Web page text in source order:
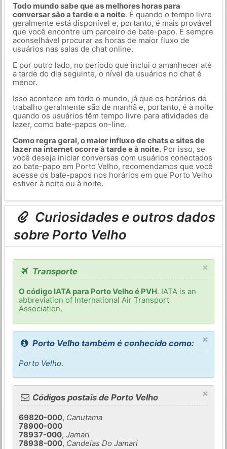
Todo mundo sabe que as melhores horas para
conversar são a tarde e a noite. É quando o tempo livre
geralmente está disponível e, portanto, é mais provável
que você encontre um parceiro de bate-papo. É sempre
aconselhável procurar as horas de maior fluxo de
usuários nas salas de chat online.
E por outro lado, no período que inclui o amanhecer até
a tarde do dia seguinte, o nível de usuários no chat é
menor.
Isso acontece em todo o mundo, já que os horários de
trabalho geralmente são de manhã e, portanto, é à noite
quando os usuários têm tempo livre para atividades de
lazer, como bate-papos on-line.
Como regra geral, o maior influxo de chats e sites de
lazer na internet ocorre à tarde e à noite.Por isso, se
você deseja iniciar conversas com usuários conectados
ao bate-papo em Porto Velho, recomendamos que você
acesse os bate-papos nos horários em que Porto Velho
estiver à noite ou à noite.
Curiosidades e outros dados
sobre Porto Velho
×
Transporte
O código IATA para Porto Velho é PVH. IATA is an
abbreviation of International Air Transport
Association.
×
Porto Velho também é conhecido como:
Porto Velho.
×
Códigos postais de Porto Velho
69820-000, Canutama
78900-000
78937-000,Jamari
78938-000, Candeias Do Jamari